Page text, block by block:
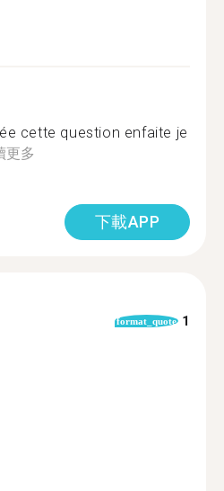
cette question enfaite je
更多
下載APP
format_quote 1